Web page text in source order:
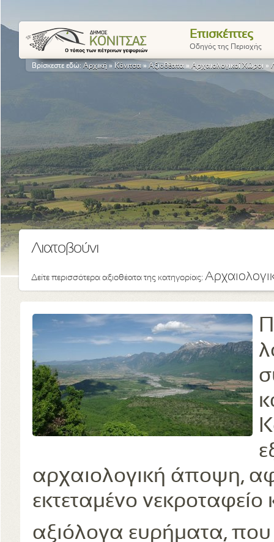
Επισκέπτες
Οδηγός της Περιοχής
Βρίσκεστε εδώ: Αρχική » Κόνιτσα » Αξιοθέατα » Αρχαιολογικοί Χώροι »
Λιατοβούνι
Δείτε περισσότερα αξιοθέατα της κατηγορίας:
αρχαιολογική άποψη,
εκτεταμένο νεκροταφείο
αξιόλογα ευρήματα, που